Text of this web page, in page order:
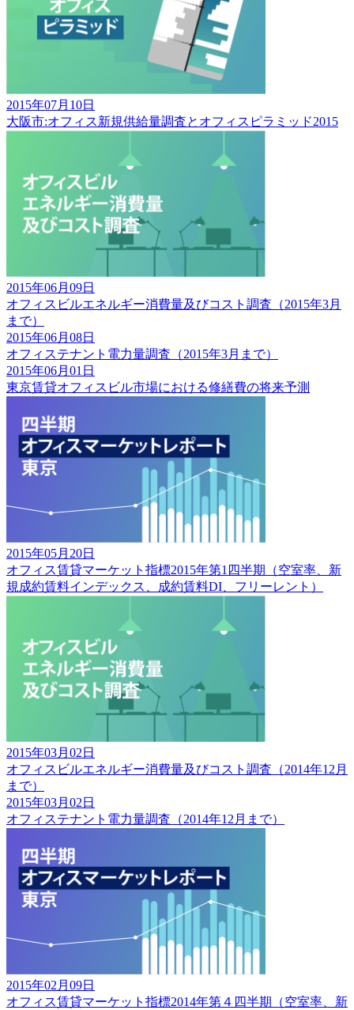
2015年07月10日
大阪市:オフィス新規供給量調査とオフィスピラミッド2015
2015年06月09日
オフィスビルエネルギー消費量及びコスト調査（2015年3月
まで）
2015年06月08日
オフィステナント電力量調査（2015年3月まで）
2015年06月01日
東京賃貸オフィスビル市場における修繕費の将来予測
2015年05月20日
オフィス賃貸マーケット指標2015年第1四半期（空室率、新
規成約賃料インデックス、成約賃料DI、フリーレント）
2015年03月02日
オフィスビルエネルギー消費量及びコスト調査（2014年12月
まで）
2015年03月02日
オフィステナント電力量調査（2014年12月まで）
2015年02月09日
オフィス賃貸マーケット指標2014年第４四半期（空室率、新